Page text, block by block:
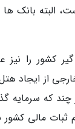
البته بانک ها
کشور را نیز
از ایجاد
که سرمایه
مالی کشور